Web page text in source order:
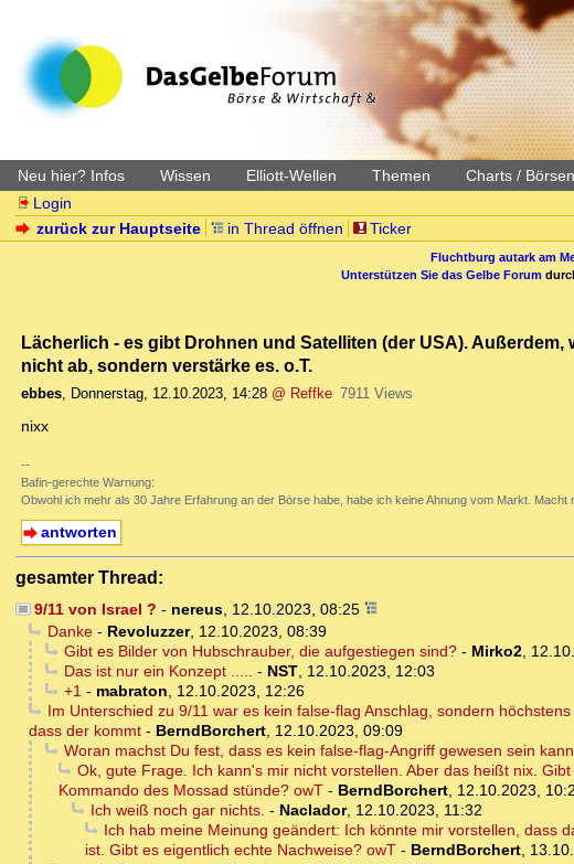
Neu hier? Infos Wissen Elliott-Wellen Themen Charts /
Login
zurück zur Hauptseite
in Thread öffnen Ticker
Fluchtburg autark am
Unterstützen Sie das Gelbe Forum
Lächerlich - es gibt Drohnen und Satelliten (der USA).
nicht ab, sondern verstärke es. o.T.
ebbes, Donnerstag, 12.10.2023, 14:28 @ Reffke 7911 Views
nixx
--
Bafin-gerechte Warnung:
Obwohl ich mehr als 30 Jahre Erfahrung an der Börse habe, habe ich keine Ahnung vom Markt.
antworten
gesamter Thread:
9/11 von Israel ? - nereus, 12.10.2023, 08:25
Danke- Revoluzzer, 12.10.2023, 08:39
Gibt es Bilder von Hubschrauber, die aufgestiegen sind?- Mirko2,
Das ist nur ein Konzept ..... - NST, 12.10.2023, 12:03
+1- mabraton, 12.10.2023, 12:26
Im Unterschied zu 9/11 war es kein false-flag Anschlag, sondern
dass der kommt - BerndBorchert, 12.10.2023, 09:09
Woran machst Du fest, dass es kein false-flag-Angriff gewesen sein
Ok, gute Frage. Ich kann's mir nicht vorstellen. Aber das heißt nix.
Kommando des Mossad stünde? owT - BerndBorchert, 12.10.2023,
Ich weiß noch gar nichts. - Naclador, 12.10.2023, 11:32
Ich hab meine Meinung geändert: Ich könnte mir vorstellen, dass
ist. Gibt es eigentlich echte Nachweise? owT - BerndBorchert,